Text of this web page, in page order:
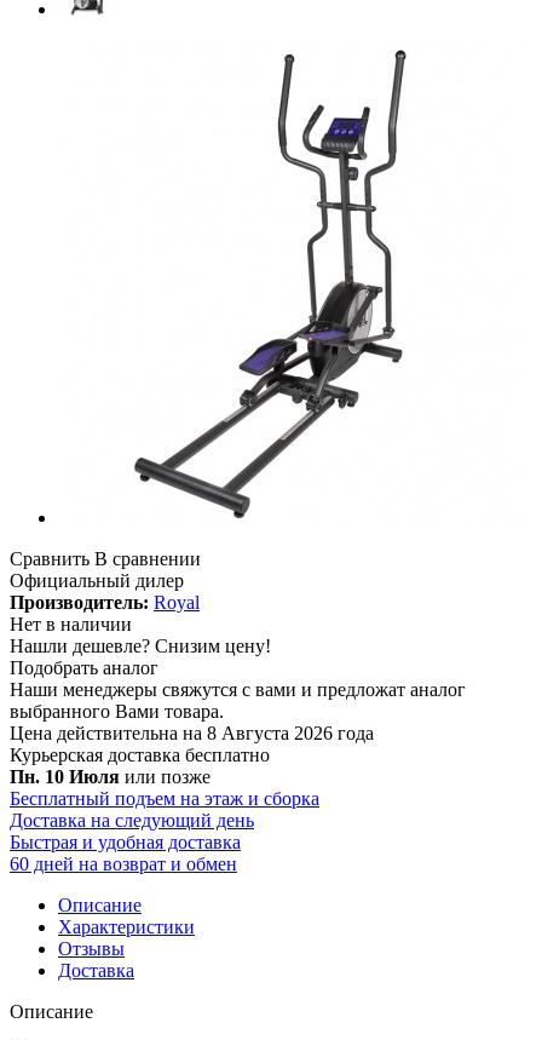
Сравнить В сравнении
Официальный дилер
Производитель: Royal
Нет в наличии
Нашли дешевле? Снизим цену!
Подобрать аналог
Наши менеджеры свяжутся с вами и предложат аналог
выбранного Вами товара.
Цена действительна на 8 Августа 2026 года
Курьерская доставка бесплатно
Пн. 10 Июля или позже
Бесплатный подъем на этаж и сборка
Доставка на следующий день
Быстрая и удобная доставка
60 дней на возврат и обмен
Описание
Характеристики
Отзывы
Доставка
Описание